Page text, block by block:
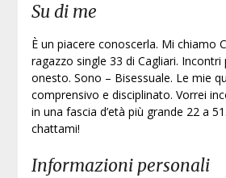
Su di me
È un piacere conoscerla. Mi chiamo
ragazzo single 33 di Cagliari. Incontri
onesto. Sono – Bisessuale. Le mie
comprensivo e disciplinato. Vorrei
in una fascia d’età più grande 22 a
chattami!
Informazioni personali